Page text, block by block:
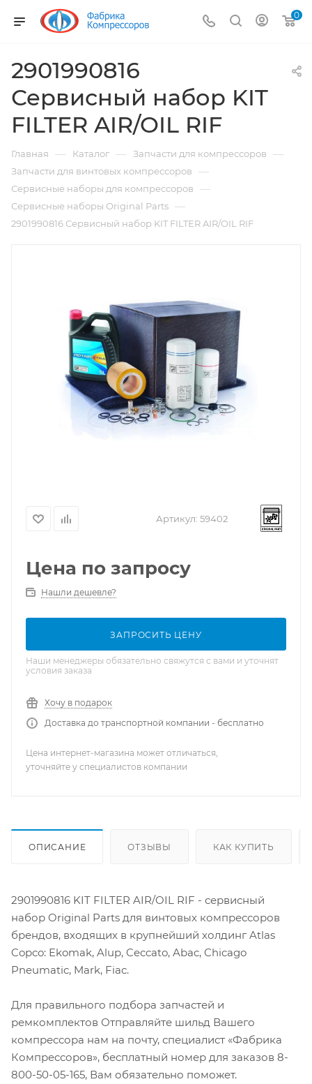
0
2901990816
Сервисный набор KIT
FILTER AIR/OIL RIF
Главная — Каталог — Запчасти для компрессоров —
Запчасти для винтовых компрессоров —
Сервисные наборы для компрессоров —
Сервисные наборы Original Parts —
2901990816 Сервисный набор KIT FILTER AIR/OIL RIF
Артикул: 59402
Цена по запросу
Нашли дешевле?
ЗАПРОСИТЬ ЦЕНУ
Наши менеджеры обязательно свяжутся с вами и уточнят
условия заказа
Хочу в подарок
Доставка до транспортной компании - бесплатно
Цена интернет-магазина может отличаться,
уточняйте у специалистов компании
ОПИСАНИЕ ОТЗЫВЫ КАК КУПИТЬ
2901990816 KIT FILTER AIR/OIL RIF - сервисный
набор Original Parts для винтовых компрессоров
брендов, входящих в крупнейший холдинг Atlas
Copco: Ekomak, Alup, Ceccato, Abac, Chicago
Pneumatic, Mark, Fiac.
Для правильного подбора запчастей и
ремкомплектов Отправляйте шильд Вашего
компрессора нам на почту, специалист «Фабрика
Компрессоров», бесплатный номер для заказов 8-
800-50-05-165, Вам обязательно поможет.